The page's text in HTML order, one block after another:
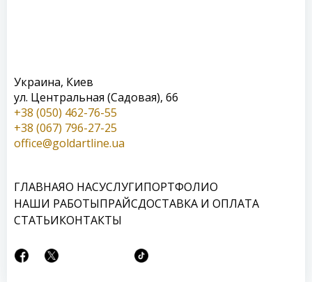
Украина, Киев
ул. Центральная (Садовая), 66
+38 (050) 462-76-55
+38 (067) 796-27-25
office@goldartline.ua
ГЛАВНАЯО НАСУСЛУГИПОРТФОЛИО
НАШИ РАБОТЫПРАЙСДОСТАВКА И ОПЛАТА
СТАТЬИКОНТАКТЫ